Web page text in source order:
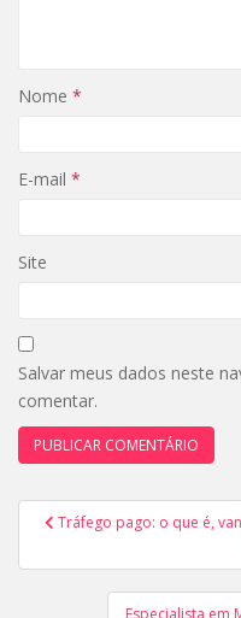
Nome *
E-mail *
Site
Salvar meus dados neste
comentar.
Navegação
Post
Tráfego pago: o que é,
Especialista em